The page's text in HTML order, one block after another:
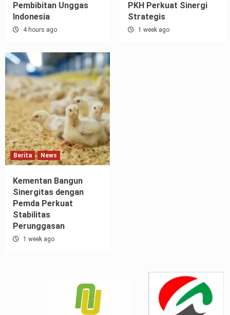
Pembibitan Unggas
Indonesia
4 hours ago
PKH Perkuat Sinergi
Strategis
1 week ago
Berita News
Kementan Bangun
Sinergitas dengan
Pemda Perkuat
Stabilitas
Perunggasan
1 week ago